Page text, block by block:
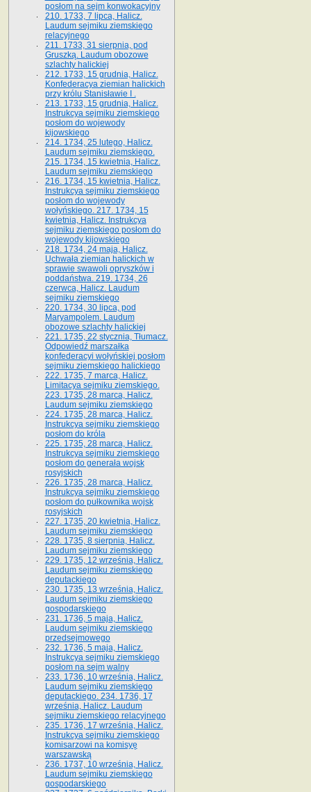
posłom na sejm konwokacyjny
210. 1733, 7 lipca, Halicz.
Laudum sejmiku ziemskiego
relacyjnego
211. 1733, 31 sierpnia, pod
Gruszką. Laudum obozowe
szlachty halickiej
212. 1733, 15 grudnia, Halicz.
Konfederacya ziemian halickich
przy królu Stanisławie I .
213. 1733, 15 grudnia, Halicz.
Instrukcya sejmiku ziemskiego
posłom do wojewody
kijowskiego
214. 1734, 25 lutego, Halicz.
Laudum sejmiku ziemskiego.
215. 1734, 15 kwietnia, Halicz.
Laudum sejmiku ziemskiego
216. 1734, 15 kwietnia, Halicz.
Instrukcya sejmiku ziemskiego
posłom do wojewody
wołyńskiego. 217. 1734, 15
kwietnia, Halicz. Instrukcya
sejmiku ziemskiego posłom do
wojewody kijowskiego
218. 1734, 24 maja, Halicz.
Uchwała ziemian halickich w
sprawie swawoli opryszków i
poddaństwa. 219. 1734, 26
czerwca, Halicz. Laudum
sejmiku ziemskiego
220. 1734, 30 lipca, pod
Maryampolem. Laudum
obozowe szlachty halickiej
221. 1735, 22 stycznia, Tłumacz.
Odpowiedź marszałka
konfederacyi wołyńskiej posłom
sejmiku ziemskiego halickiego
222. 1735, 7 marca, Halicz.
Limitacya sejmiku ziemskiego.
223. 1735, 28 marca, Halicz.
Laudum sejmiku ziemskiego
224. 1735, 28 marca, Halicz.
Instrukcya sejmiku ziemskiego
posłom do króla
225. 1735, 28 marca, Halicz.
Instrukcya sejmiku ziemskiego
posłom do generała wojsk
rosyjskich
226. 1735, 28 marca, Halicz.
Instrukcya sejmiku ziemskiego
posłom do pułkownika wojsk
rosyjskich
227. 1735, 20 kwietnia, Halicz.
Laudum sejmiku ziemskiego
228. 1735, 8 sierpnia, Halicz.
Laudum sejmiku ziemskiego
229. 1735, 12 września, Halicz.
Laudum sejmiku ziemskiego
deputackiego
230. 1735, 13 września, Halicz.
Laudum sejmiku ziemskiego
gospodarskiego
231. 1736, 5 maja, Halicz.
Laudum sejmiku ziemskiego
przedsejmowego
232. 1736, 5 maja, Halicz.
Instrukcya sejmiku ziemskiego
posłom na sejm walny
233. 1736, 10 września, Halicz.
Laudum sejmiku ziemskiego
deputackiego. 234. 1736, 17
września, Halicz. Laudum
sejmiku ziemskiego relacyjnego
235. 1736, 17 września, Halicz.
Instrukcya sejmiku ziemskiego
komisarzowi na komisyę
warszawską
236. 1737, 10 września, Halicz.
Laudum sejmiku ziemskiego
gospodarskiego